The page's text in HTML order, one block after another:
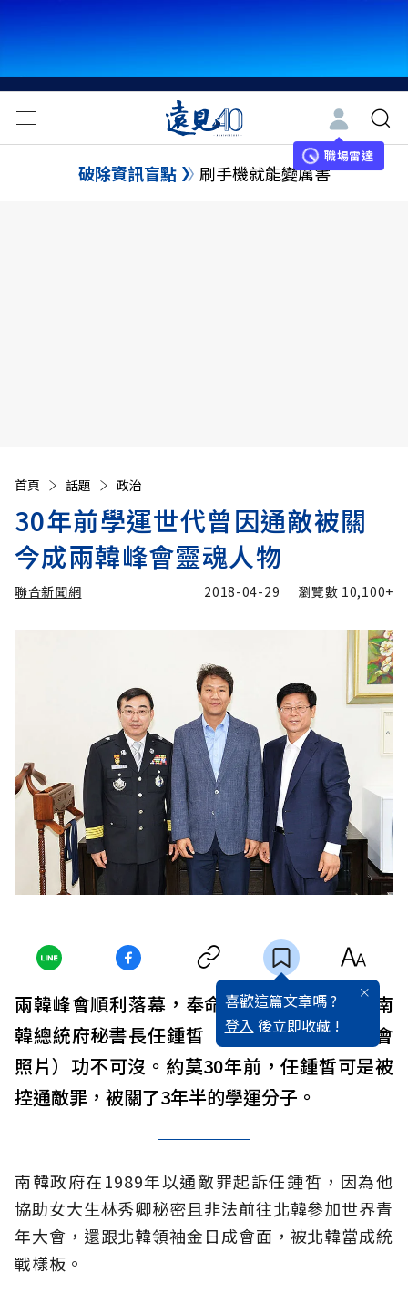
職場雷達
破除資訊盲點 刷手機就能變厲害
首頁 話題 政治
30年前學運世代曾因通敵被關
今成兩韓峰會靈魂人物
聯合新聞網 2018-04-29 瀏覽數 10,100+
喜歡這篇文章嗎 ?
登入 後立即收藏 !
兩韓峰會順利落幕，奉命統籌、居中協調的南
韓總統府秘書長任鍾皙（上圖中，非本次峰會
照片）功不可沒。約莫30年前，任鍾皙可是被
控通敵罪，被關了3年半的學運分子。
南韓政府在1989年以通敵罪起訴任鍾皙，因為他
協助女大生林秀卿秘密且非法前往北韓參加世界青
年大會，還跟北韓領袖金日成會面，被北韓當成統
戰樣板。